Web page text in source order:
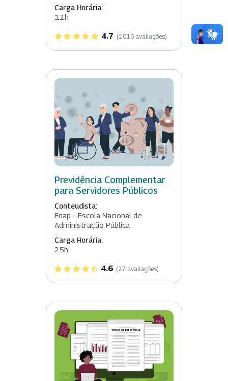
Carga Horária:
12h
4.7 (1016 avaliações)
Previdência Complementar
para Servidores Públicos
Conteudista:
Enap - Escola Nacional de
Administração Pública
Carga Horária:
25h
4.6 (27 avaliações)